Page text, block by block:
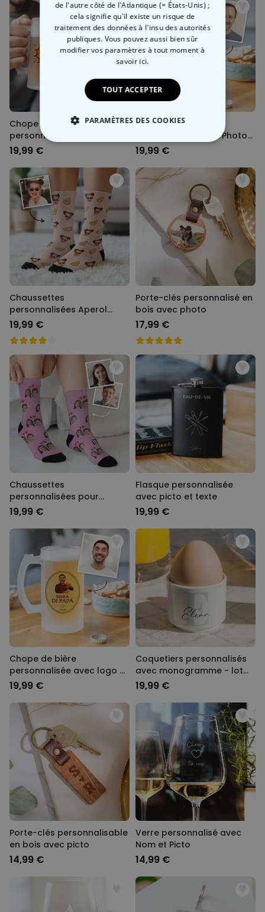
Chope de bière
personnalisée héroïque
19,99 €
Chope de Bière
Personnalisée avec Photo
et Nom
19,99 €
Chaussettes
personnalisées Aperol
avec visage
19,99 €
Porte-clés personnalisé en
bois avec photo
17,99 €
Chaussettes
personnalisées pour
couple
19,99 €
Flasque personnalisée
avec picto et texte
19,99 €
Chope de bière
personnalisée avec logo et
visage
19,99 €
Coquetiers personnalisés
avec monogramme - lot
de 2
19,99 €
Porte-clés personnalisable
en bois avec picto
14,99 €
Verre personnalisé avec
Nom et Picto
14,99 €
de l'autre côté de l'Atlantique (= États-Unis) ;
cela signifie qu'il existe un risque de
traitement des données à l'insu des autorités
publiques. Vous pouvez aussi bien sûr
modifier vos paramètres à tout momentà
savoir ici.
TOUT ACCEPTER
PARAMÈTRES DES COOKIES
STRICTEMENT NÉCESSAIRE
PERFORMANCE
COMMERCIALISATION
NON CLASSÉ